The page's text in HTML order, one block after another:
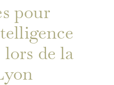
pour
de la